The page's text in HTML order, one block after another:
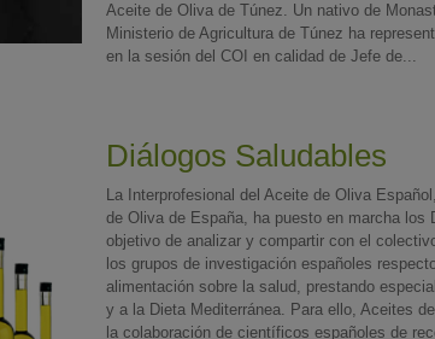
Aceite de Oliva de Túnez. Un nativo de
Ministerio de Agricultura de Túnez ha
en la sesión del COI en calidad de Jefe de...
Diálogos Saludables
La Interprofesional del Aceite de Oliva
de Oliva de España, ha puesto en marcha los
objetivo de analizar y compartir con el
los grupos de investigación españoles
alimentación sobre la salud, prestando
y a la Dieta Mediterránea. Para ello, Aceites
la colaboración de científicos españoles de